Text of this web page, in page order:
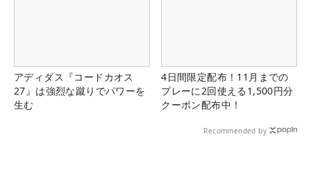
アディダス『コードカオス
27』は強烈な蹴りでパワーを
生む
4日間限定配布！11月までの
プレーに2回使える1,500円分
クーポン配布中！
Recommended by